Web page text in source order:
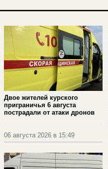
Двое жителей курского
приграничья 6 августа
пострадали от атаки дронов
06 августа 2026 в 15:49